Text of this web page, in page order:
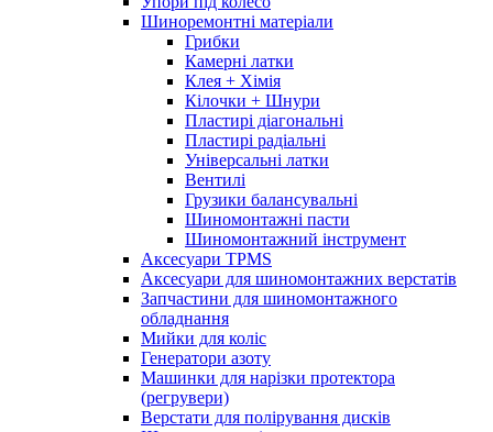
Шиноремонтні матеріали
Грибки
Камерні латки
Клея + Хімія
Кілочки + Шнури
Пластирі діагональні
Пластирі радіальні
Універсальні латки
Вентилі
Грузики балансувальні
Шиномонтажні пасти
Шиномонтажний інструмент
Аксесуари TPMS
Аксесуари для шиномонтажних верстатів
Запчастини для шиномонтажного
обладнання
Мийки для коліс
Генератори азоту
Машинки для нарізки протектора
(регрувери)
Верстати для полірування дисків